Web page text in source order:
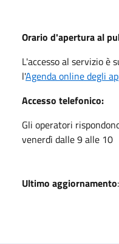
Orario d'apertura al
L'accesso al servizio è
l'Agenda online degli
Accesso telefonico:
Gli operatori
venerdì dalle 9 alle 10
Ultimo aggiornamento